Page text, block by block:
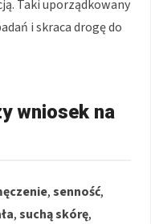
Taki uporządkowany
i skraca drogę do
wniosek na
,senność,
,suchą skórę,